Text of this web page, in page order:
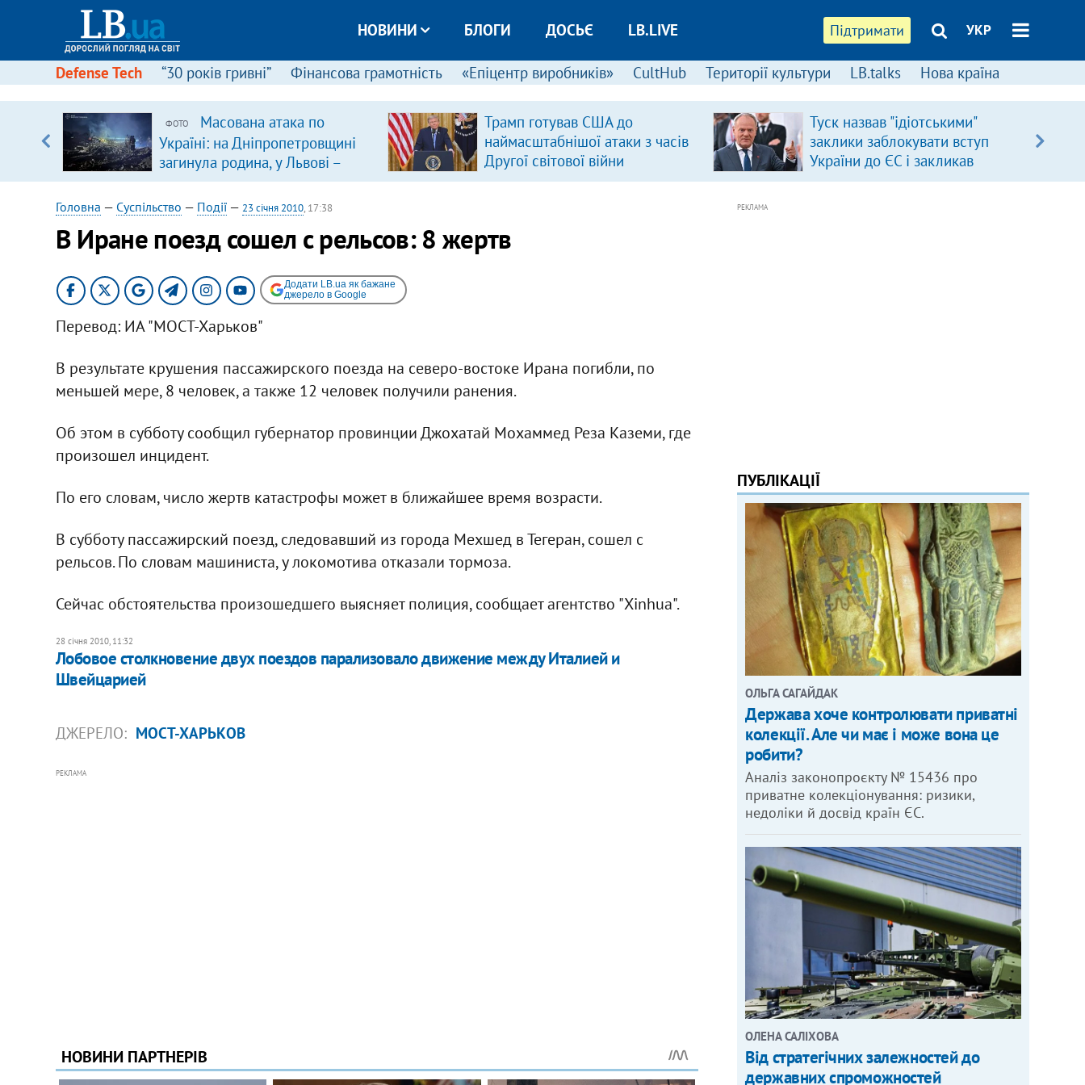
Підтримати УКР
НОВИНИ БЛОГИ ДОСЬЄ LB.LIVE
Defense Tech “30 років гривні” Фінансова грамотність «Епіцентр виробників» CultHub Території культури LB.talks Нова країна
ФОТО
Масована атака по
Україні: на Дніпропетровщині
загинула родина, у Львові –
удар по багатоповерхівках
(доповнюється)
Трамп готував США до
наймасштабнішої атаки з часів
Другої світової війни
Туск назвав "ідіотськими"
заклики заблокувати вступ
України до ЄС і закликав
припинити антиукраїнську
Головна — Суспільство — Події— 23 січня 2010, 17:38
В Иране поезд сошел с рельсов: 8 жертв
Додати LB.ua як бажане
джерело в Google
Перевод: ИА "МОСТ-Харьков"
В результате крушения пассажирского поезда на северо-востоке Ирана погибли, по
меньшей мере, 8 человек, а также 12 человек получили ранения.
Об этом в субботу сообщил губернатор провинции Джохатай Мохаммед Реза Каземи, где
произошел инцидент.
По его словам, число жертв катастрофы может в ближайшее время возрасти.
В субботу пассажирский поезд, следовавший из города Мехшед в Тегеран, сошел с
рельсов. По словам машиниста, у локомотива отказали тормоза.
Сейчас обстоятельства произошедшего выясняет полиция, сообщает агентство "Xinhua".
28 січня 2010, 11:32
Лобовое столкновение двух поездов парализовало движение между Италией и
Швейцарией
ДЖЕРЕЛО: МОСТ-ХАРЬКОВ
РЕКЛАМА
РЕКЛАМА
ПУБЛІКАЦІЇ
ОЛЬГА САГАЙДАК
Держава хоче контролювати приватні
колекції. Але чи має і може вона це
робити?
Аналіз законопроєкту № 15436 про
приватне колекціонування: ризики,
недоліки й досвід країн ЄС.
ОЛЕНА САЛІХОВА
Від стратегічних залежностей до
державних спроможностей